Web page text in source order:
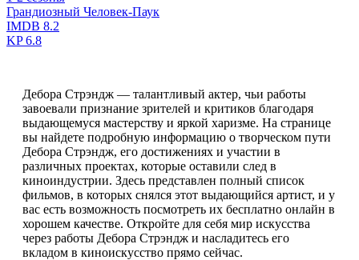
Грандиозный Человек-Паук
IMDB 8.2
KP6.8
Дебора Стрэндж — талантливый актер, чьи работы
завоевали признание зрителей и критиков благодаря
выдающемуся мастерству и яркой харизме. На странице
вы найдете подробную информацию о творческом пути
Дебора Стрэндж, его достижениях и участии в
различных проектах, которые оставили след в
киноиндустрии. Здесь представлен полный список
фильмов, в которых снялся этот выдающийся артист, и у
вас есть возможность посмотреть их бесплатно онлайн в
хорошем качестве. Откройте для себя мир искусства
через работы Дебора Стрэндж и насладитесь его
вкладом в киноискусство прямо сейчас.